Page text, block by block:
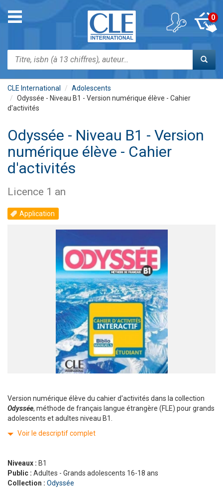
contenu
Toggle
navigation
Rechercher
0
CLE International
Adolescents
Odyssée - Niveau B1 - Version numérique élève - Cahier
d'activités
Odyssée - Niveau B1 - Version
numérique élève - Cahier
d'activités
Licence 1 an
Application
Version numérique élève du cahier d'activités dans la collection
Odyssée, méthode de français langue étrangère (FLE) pour grands
adolescents et adultes niveau B1.
Voir le descriptif complet
Niveaux : B1
Public : Adultes - Grands adolescents 16-18 ans
Collection : Odyssée